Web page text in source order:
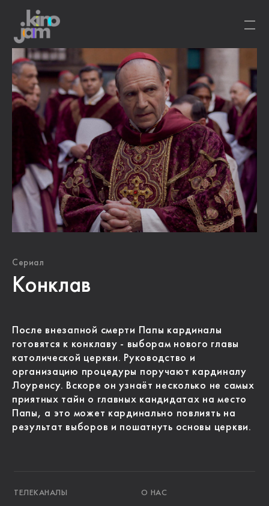
Сериал
Конклав
После внезапной смерти Папы кардиналы
готовятся к конклаву - выборам нового главы
католической церкви. Руководство и
организацию процедуры поручают кардиналу
Лоуренсу. Вскоре он узнаёт несколько не самых
приятных тайн о главных кандидатах на место
Папы, а это может кардинально повлиять на
результат выборов и пошатнуть основы церкви.
ТЕЛЕКАНАЛЫ О НАС